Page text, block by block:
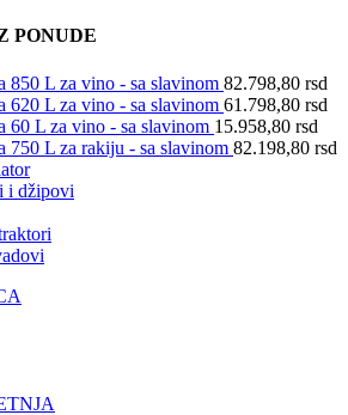
PONUDE
850 L za vino - sa slavinom 82.798,80 rsd
620 L za vino - sa slavinom 61.798,80 rsd
60 L za vino - sa slavinom 15.958,80 rsd
750 L za rakiju - sa slavinom 82.198,80 rsd
i džipovi